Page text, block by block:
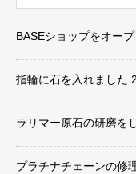
BASEショップをオープ
指輪に石を入れました
ラリマー原石の研磨を
プラチナチェーンの修